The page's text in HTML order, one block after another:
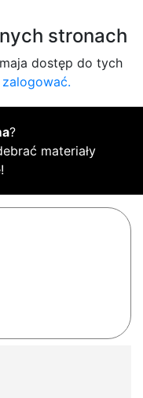
stronach
dostęp do tych
?
materiały